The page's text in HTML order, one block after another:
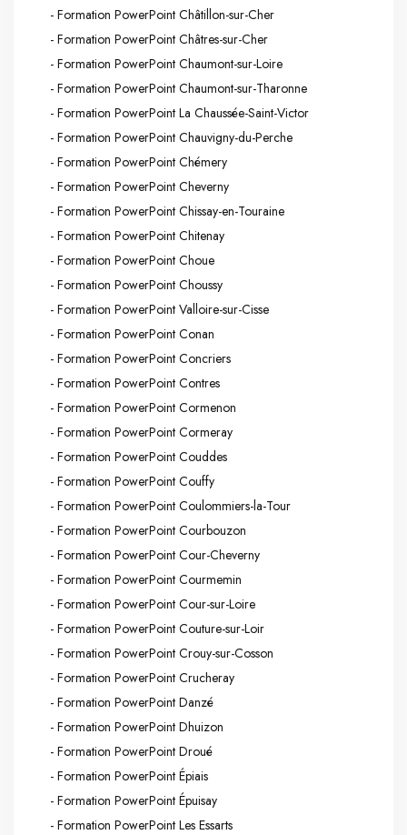
- Formation PowerPoint Châtillon-sur-Cher
- Formation PowerPoint Châtres-sur-Cher
- Formation PowerPoint Chaumont-sur-Loire
- Formation PowerPoint Chaumont-sur-Tharonne
- Formation PowerPoint La Chaussée-Saint-Victor
- Formation PowerPoint Chauvigny-du-Perche
- Formation PowerPoint Chémery
- Formation PowerPoint Cheverny
- Formation PowerPoint Chissay-en-Touraine
- Formation PowerPoint Chitenay
- Formation PowerPoint Choue
- Formation PowerPoint Choussy
- Formation PowerPoint Valloire-sur-Cisse
- Formation PowerPoint Conan
- Formation PowerPoint Concriers
- Formation PowerPoint Contres
- Formation PowerPoint Cormenon
- Formation PowerPoint Cormeray
- Formation PowerPoint Couddes
- Formation PowerPoint Couffy
- Formation PowerPoint Coulommiers-la-Tour
- Formation PowerPoint Courbouzon
- Formation PowerPoint Cour-Cheverny
- Formation PowerPoint Courmemin
- Formation PowerPoint Cour-sur-Loire
- Formation PowerPoint Couture-sur-Loir
- Formation PowerPoint Crouy-sur-Cosson
- Formation PowerPoint Crucheray
- Formation PowerPoint Danzé
- Formation PowerPoint Dhuizon
- Formation PowerPoint Droué
- Formation PowerPoint Épiais
- Formation PowerPoint Épuisay
- Formation PowerPoint Les Essarts